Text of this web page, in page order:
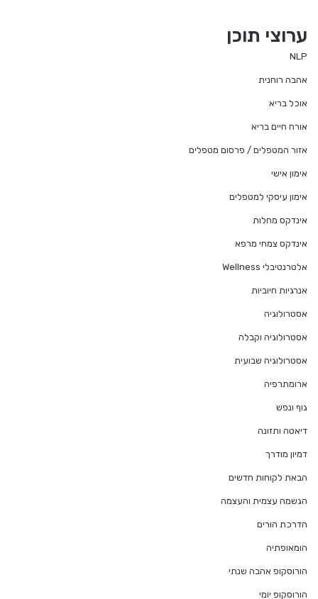
ערוצי תוכן
NLP
אהבה רוחנית
אוכל בריא
אורח חיים בריא
אזור המטפלים / פרסום מטפלים
אימון אישי
אימון עיסקי למטפלים
אינדקס מחלות
אינדקס צמחי מרפא
אלטרנטיבלי Wellness
אנרגיות חיוביות
אסטרולוגיה
אסטרולוגיה וקבלה
אסטרולוגיה שבועית
ארומתרפיה
גוף ונפש
דיאטה ותזונה
דמיון מודרך
הבאת לקוחות חדשים
הגשמה עצמית והעצמה
הדרכת הורים
הומאופתיה
הורוסקופ אהבה שנתי
הורוסקופ יומי